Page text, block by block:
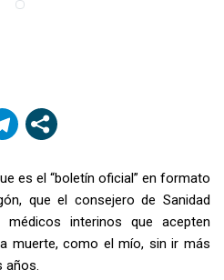
es el “boletín oficial” en formato
que el consejero de Sanidad
interinos que acepten
muerte, como el mío, sin ir más
años.